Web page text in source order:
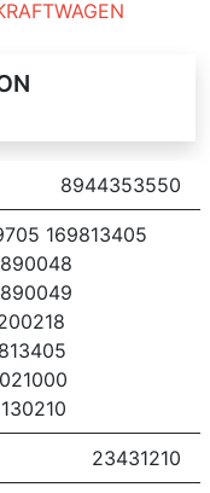
8944353550
169813405
23431210